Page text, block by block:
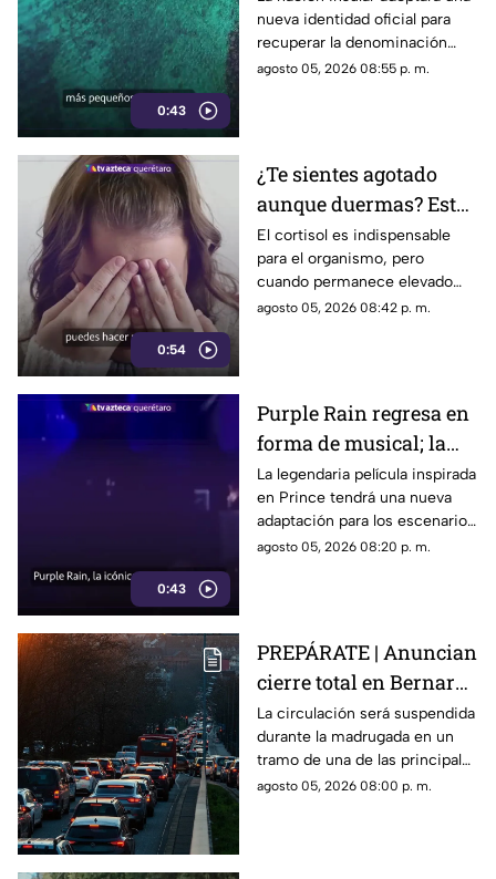
0:43
de nombre
nueva identidad oficial para
recuperar la denominación
utilizada por sus propios
agosto 05, 2026 08:55 p. m.
0:54
¿Te sientes agotado
aunque duermas? Estos
hábitos pueden ayudar
a regular el cortisol
El cortisol es indispensable
para el organismo, pero
cuando permanece elevado
por largos periodos puede
agosto 05, 2026 08:42 p. m.
0:43
Purple Rain regresa en
forma de musical; la
historia de Prince
llegará renovada
La legendaria película inspirada
en Prince tendrá una nueva
adaptación para los escenarios
con un enfoque distinto al de
agosto 05, 2026 08:20 p. m.
PREPÁRATE | Anuncian
cierre total en Bernardo
Quintana; este será el
horario
La circulación será suspendida
durante la madrugada en un
tramo de una de las principales
vialidades de Querétaro.
agosto 05, 2026 08:00 p. m.